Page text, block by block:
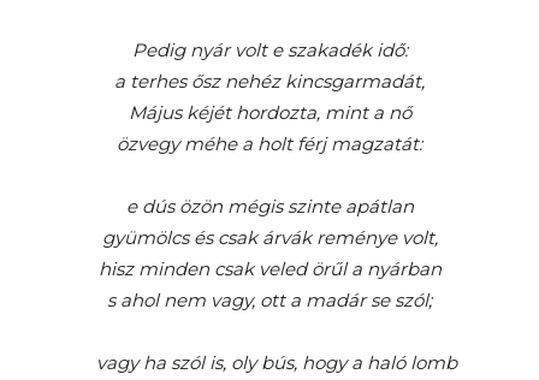
Pedig nyár volt e szakadék idő:
a terhes ősz nehéz kincsgarmadát,
Május kéjét hordozta, mint a nő
özvegy méhe a holt férj magzatát:
e dús özön mégis szinte apátlan
gyümölcs és csak árvák reménye volt,
hisz minden csak veled örűl a nyárban
s ahol nem vagy, ott a madár se szól;
vagy ha szól is, oly bús, hogy a haló lomb